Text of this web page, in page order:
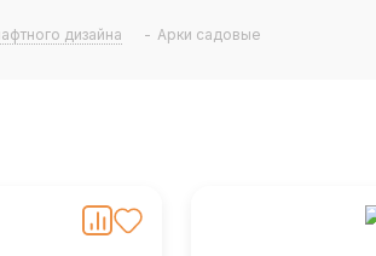
дизайна - Арки садовые